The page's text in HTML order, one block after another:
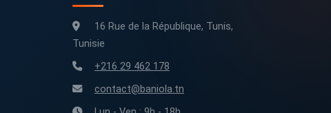
16 Rue de la République, Tunis,
Tunisie
+216 29 462 178
contact@baniola.tn